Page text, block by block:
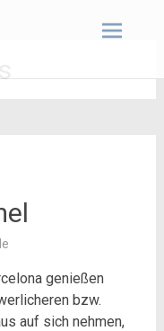
genießen
bzw.
auf sich nehmen,